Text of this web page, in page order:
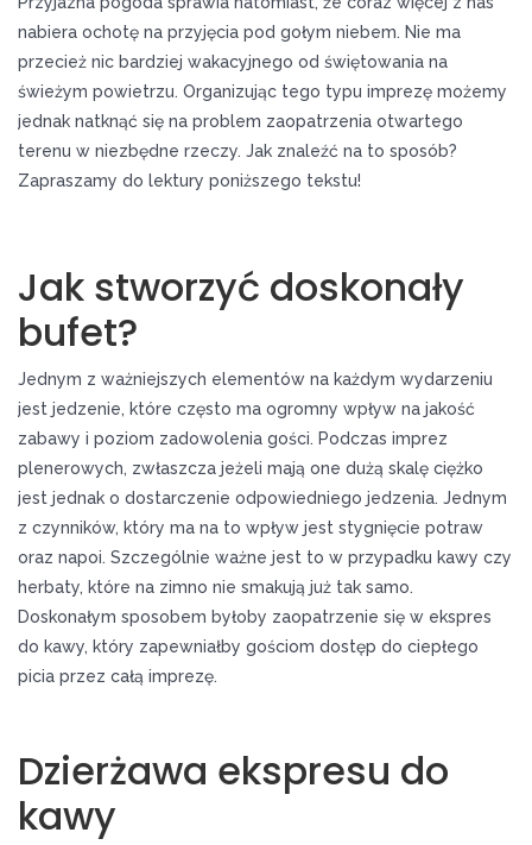
nabiera ochotę na przyjęcia pod gołym niebem. Nie ma
przecież nic bardziej wakacyjnego od świętowania na
świeżym powietrzu. Organizując tego typu imprezę możemy
jednak natknąć się na problem zaopatrzenia otwartego
terenu w niezbędne rzeczy. Jak znaleźć na to sposób?
Zapraszamy do lektury poniższego tekstu!
Jak stworzyć doskonały
bufet?
Jednym z ważniejszych elementów na każdym wydarzeniu
jest jedzenie, które często ma ogromny wpływ na jakość
zabawy i poziom zadowolenia gości. Podczas imprez
plenerowych, zwłaszcza jeżeli mają one dużą skalę ciężko
jest jednak o dostarczenie odpowiedniego jedzenia. Jednym
z czynników, który ma na to wpływ jest stygnięcie potraw
oraz napoi. Szczególnie ważne jest to w przypadku kawy czy
herbaty, które na zimno nie smakują już tak samo.
Doskonałym sposobem byłoby zaopatrzenie się w ekspres
do kawy, który zapewniałby gościom dostęp do ciepłego
picia przez całą imprezę.
Dzierżawa ekspresu do
kawy